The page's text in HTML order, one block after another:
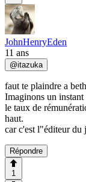
JohnHenryEden
11 ans
@itazuka
faut te plaindre a
Imaginons un
le taux de
haut.
car c'est l"éditeur
Répondre
1